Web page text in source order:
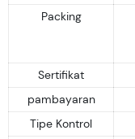
Packing
Sertifikat
pambayaran
Tipe Kontrol